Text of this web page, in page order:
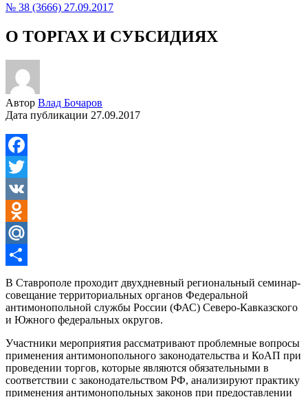
№ 38 (3666) 27.09.2017
О ТОРГАХ И СУБСИДИЯХ
Автор Влад Бочаров
Дата публикации 27.09.2017
Facebook
Twitter
VK
Odnoklassniki
Mail.Ru
Отправить
В Ставрополе проходит двухдневный региональный семинар-
совещание территориальных органов Федеральной
антимонопольной службы России (ФАС) Северо-Кавказского
и Южного федеральных округов.
Участники мероприятия рассматривают проблемные вопросы
применения антимонопольного законодательства и КоАП при
проведении торгов, которые являются обязательными в
соответствии с законодательством РФ, анализируют практику
применения антимонопольных законов при предоставлении